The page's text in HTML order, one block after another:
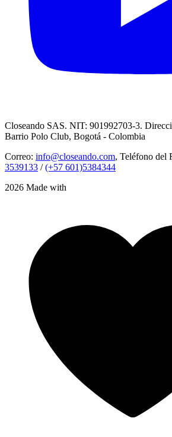
Closeando SAS. NIT: 901992703-3.
Barrio Polo Club, Bogotá - Colombia
Correo: info@closeando.com, Teléfono del
3539133 /(+57 601)5384344
2026 Made with